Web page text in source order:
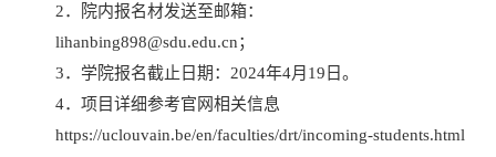
2．院内报名材发送至邮箱：
lihanbing898@sdu.edu.cn；
3．学院报名截止日期：2024年4月19日。
4．项目详细参考官网相关信息
https://uclouvain.be/en/faculties/drt/incoming-students.html